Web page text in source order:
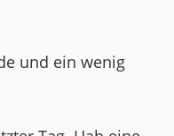
und ein wenig